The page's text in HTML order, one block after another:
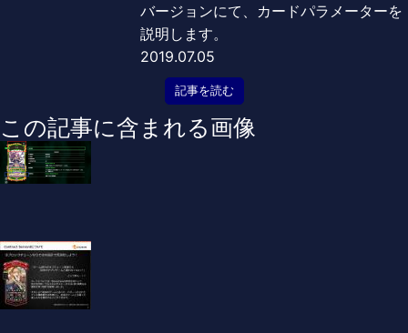
バージョンにて、カードパラメーターを
説明します。
2019.07.05
記事を読む
この記事に含まれる画像